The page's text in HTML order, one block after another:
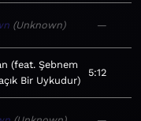
Unknown —
(feat. Şebnem
Bir Uykudur
5:12